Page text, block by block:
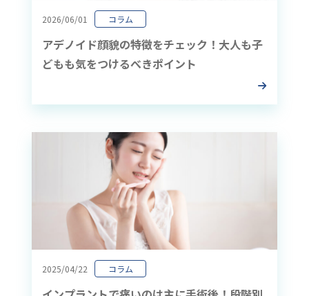
2026/06/01 コラム
アデノイド顔貌の特徴をチェック！大人も子
どもも気をつけるべきポイント
2025/04/22 コラム